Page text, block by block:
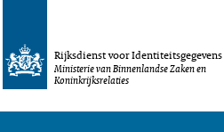
Rijksdienst voor Identiteitsgegevens
Ministerie van Binnenlandse Zaken en
Koninkrijksrelaties